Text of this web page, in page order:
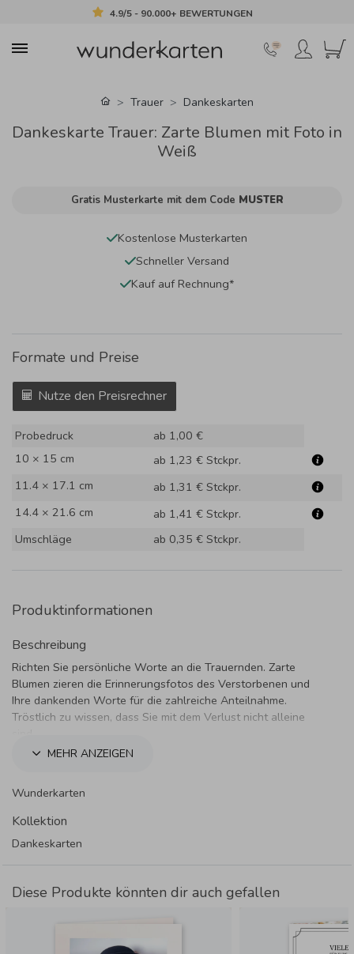
4.9/5 - 90.000+ BEWERTUNGEN
Trauer Dankeskarten
Dankeskarte Trauer: Zarte Blumen mit Foto in
Weiß
Gratis Musterkarte mit dem Code MUSTER
Kostenlose Musterkarten
Schneller Versand
Kauf auf Rechnung*
Formate und Preise
Nutze den Preisrechner
Probedruck
ab 1,00 €
10 × 15 cm
ab 1,23 € Stckpr.
11.4 × 17.1 cm
ab 1,31 € Stckpr.
14.4 × 21.6 cm
ab 1,41 € Stckpr.
Umschläge
ab 0,35 € Stckpr.
Produktinformationen
Beschreibung
Richten Sie persönliche Worte an die Trauernden. Zarte
Blumen zieren die Erinnerungsfotos des Verstorbenen und
Ihre dankenden Worte für die zahlreiche Anteilnahme.
Tröstlich zu wissen, dass Sie mit dem Verlust nicht alleine
MEHR ANZEIGEN
Wunderkarten
Kollektion
Dankeskarten
Diese Produkte könnten dir auch gefallen